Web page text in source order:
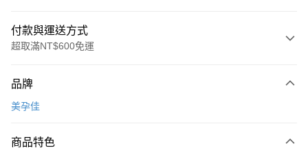
付款與運送方式
超取滿NT$600免運
信用卡一次付款
LINE Pay
品牌
美孕佳
商品特色